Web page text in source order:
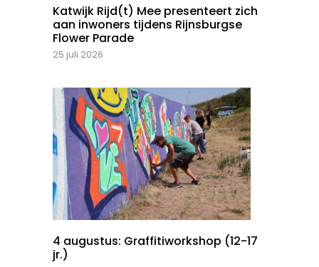
Katwijk Rijd(t) Mee presenteert zich
aan inwoners tijdens Rijnsburgse
Flower Parade
25 juli 2026
4 augustus: Graffitiworkshop (12-17
jr.)